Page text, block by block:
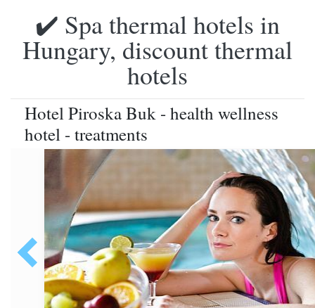
✔️ Spa thermal hotels in
Hungary, discount thermal
hotels
Hotel Piroska Buk - health wellness
hotel - treatments